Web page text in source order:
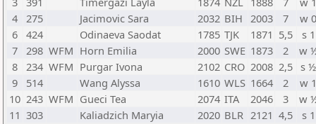
4
275 Jacimovic Sara 2032 BIH 2003 7
w
6
424 Odinaeva Saodat 1785 TJK 1871 5,5
s 1
7
298 WFM Horn Emilia 2000 SWE 1873 2
w
8
234 WFM Purgar Ivona 2102 CRO 2008 2,5 s ½
9
514 Wang Alyssa 1610 WLS 1664 2
w
10 243 WFM Gueci Tea 2074 ITA 2046 3
w
11 303 Kaliadzich Maryia 2020 BLR 2121 4,5 s 1